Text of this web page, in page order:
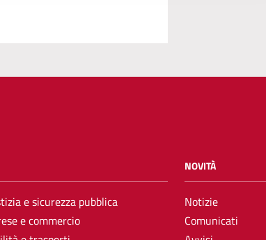
e sicurezza pubblica
e commercio
NOVITÀ
Notizie
Comunicati